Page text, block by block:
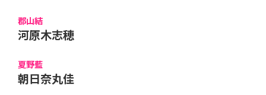
郡山結
河原木志穂
夏野藍
朝日奈丸佳